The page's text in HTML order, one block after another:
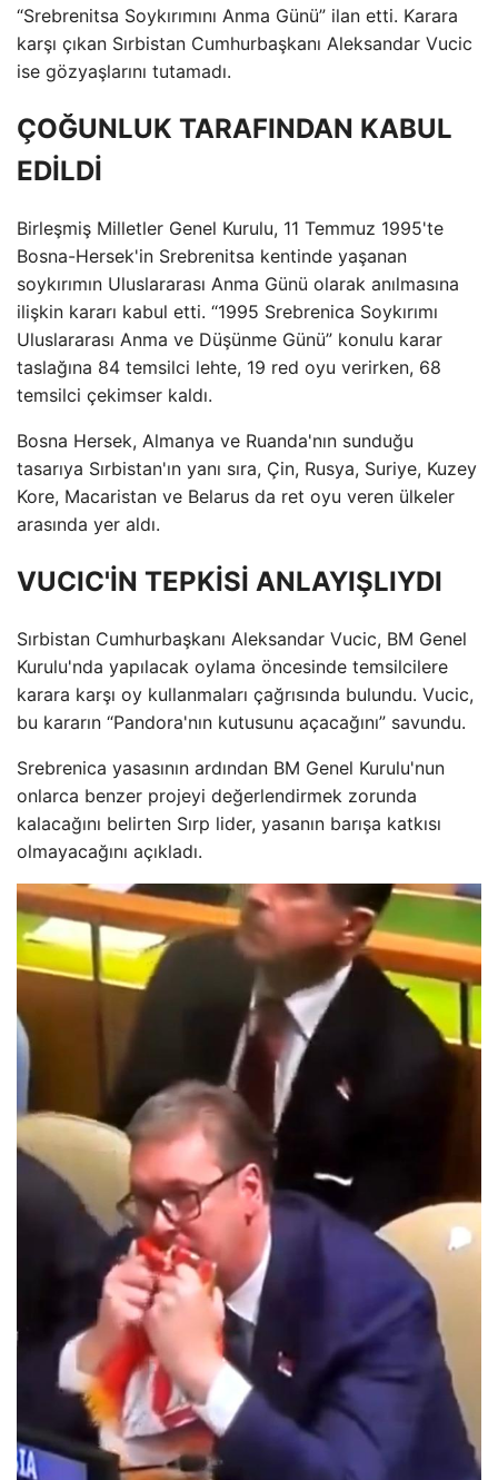
“Srebrenitsa Soykırımını Anma Günü” ilan etti. Karara
karşı çıkan Sırbistan Cumhurbaşkanı Aleksandar Vucic
ise gözyaşlarını tutamadı.
ÇOĞUNLUK TARAFINDAN KABUL
EDİLDİ
Birleşmiş Milletler Genel Kurulu, 11 Temmuz 1995'te
Bosna-Hersek'in Srebrenitsa kentinde yaşanan
soykırımın Uluslararası Anma Günü olarak anılmasına
ilişkin kararı kabul etti. “1995 Srebrenica Soykırımı
Uluslararası Anma ve Düşünme Günü” konulu karar
taslağına 84 temsilci lehte, 19 red oyu verirken, 68
temsilci çekimser kaldı.
Bosna Hersek, Almanya ve Ruanda'nın sunduğu
tasarıya Sırbistan'ın yanı sıra, Çin, Rusya, Suriye, Kuzey
Kore, Macaristan ve Belarus da ret oyu veren ülkeler
arasında yer aldı.
VUCIC'İN TEPKİSİ ANLAYIŞLIYDI
Sırbistan Cumhurbaşkanı Aleksandar Vucic, BM Genel
Kurulu'nda yapılacak oylama öncesinde temsilcilere
karara karşı oy kullanmaları çağrısında bulundu. Vucic,
bu kararın “Pandora'nın kutusunu açacağını” savundu.
Srebrenica yasasının ardından BM Genel Kurulu'nun
onlarca benzer projeyi değerlendirmek zorunda
kalacağını belirten Sırp lider, yasanın barışa katkısı
olmayacağını açıkladı.